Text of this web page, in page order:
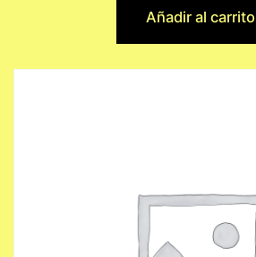
Añadir al carrito